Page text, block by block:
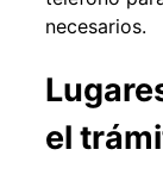
necesarios.
el